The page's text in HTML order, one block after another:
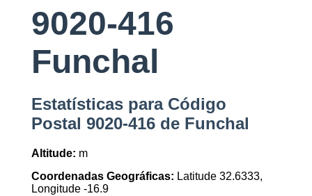
9020-416
Funchal
Estatísticas para Código
Postal 9020-416 de Funchal
Altitude: m
Coordenadas Geográficas: Latitude 32.6333,
Longitude -16.9